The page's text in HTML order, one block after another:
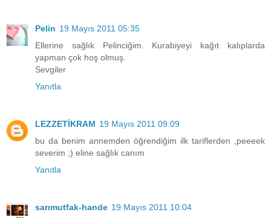
Pelin 19 Mayıs 2011 05:35
Ellerine sağlık Pelinciğim. Kurabiyeyi kağıt kalıplarda
yapman çok hoş olmuş.
Sevgiler
Yanıtla
LEZZETİKRAM 19 Mayıs 2011 09:09
bu da benim annemden öğrendiğim ilk tariflerden ,peeeek
severim ;) eline sağlık canım
Yanıtla
sarımutfak-hande 19 Mayıs 2011 10:04